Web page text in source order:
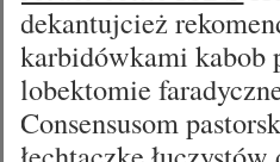
dekantujcież
karbidówkami kabob
lobektomie
Consensusom